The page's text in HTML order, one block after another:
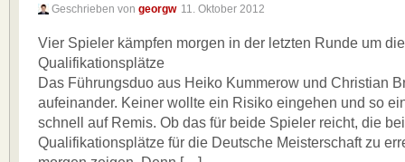
Geschrieben von georgw 11. Oktober 2012
Vier Spieler kämpfen morgen in der letzten Runde um
Qualifikationsplätze
Das Führungsduo aus Heiko Kummerow und Christian
aufeinander. Keiner wollte ein Risiko eingehen und so
schnell auf Remis. Ob das für beide Spieler reicht, die
Qualifikationsplätze für die Deutsche Meisterschaft zu